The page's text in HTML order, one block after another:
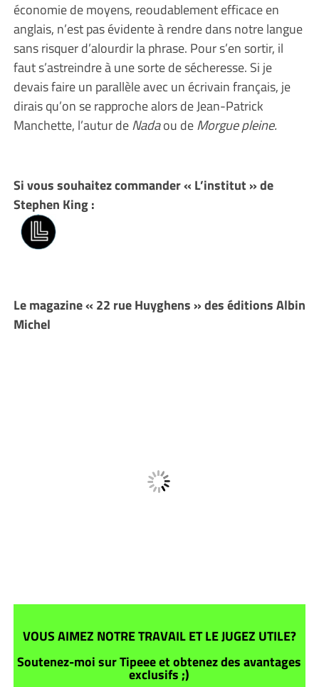
économie de moyens, reoudablement efficace en
anglais, n’est pas évidente à rendre dans notre langue
sans risquer d’alourdir la phrase. Pour s’en sortir, il
faut s’astreindre à une sorte de sécheresse. Si je
devais faire un parallèle avec un écrivain français, je
dirais qu’on se rapproche alors de Jean-Patrick
Manchette, l’autur deNadaou deMorgue pleine.
Si vous souhaitez commander « L’institut » de
Stephen King :
Le magazine « 22 rue Huyghens » des éditions Albin
Michel
VOUS AIMEZ NOTRE TRAVAIL ET LE JUGEZ UTILE?
Soutenez-moi sur Tipeee et obtenez des avantages
exclusifs ;)